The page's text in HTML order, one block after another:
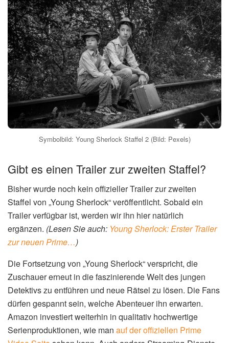
Symbolbild: Young Sherlock Staffel 2 (Bild: Pexels)
Gibt es einen Trailer zur zweiten Staffel?
Bisher wurde noch kein offizieller Trailer zur zweiten
Staffel von „Young Sherlock“ veröffentlicht. Sobald ein
Trailer verfügbar ist, werden wir ihn hier natürlich
ergänzen. (Lesen Sie auch: Young Sherlock: Erster Trailer
zur neuen Prime…)
Die Fortsetzung von „Young Sherlock“ verspricht, die
Zuschauer erneut in die faszinierende Welt des jungen
Detektivs zu entführen und neue Rätsel zu lösen. Die Fans
dürfen gespannt sein, welche Abenteuer ihn erwarten.
Amazon investiert weiterhin in qualitativ hochwertige
Serienproduktionen, wie man auf der offiziellen Prime